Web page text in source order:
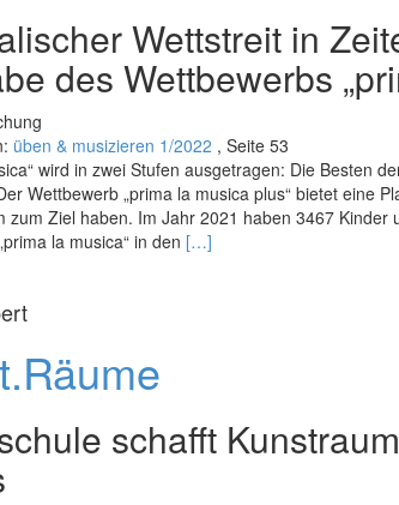
Wettstreit in
des Wettbewerbs
üben & musizieren 1/2022 , Seite 53
wird in zwei Stufen ausgetragen: Die Besten
Wettbewerb „prima la musica plus“ bietet eine
zum Ziel haben. Im Jahr 2021 haben 3467
la musica“ in den Read
[…]
schafft